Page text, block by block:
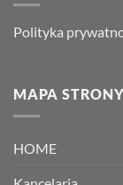
Polityka
MAPA STRONY
HOME